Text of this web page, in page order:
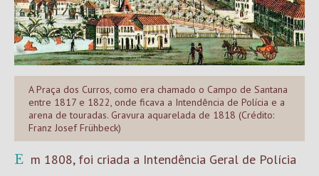
A Praça dos Curros, como era chamado o Campo de Santana
entre 1817 e 1822, onde ficava a Intendência de Polícia e a
arena de touradas. Gravura aquarelada de 1818 (Crédito:
Franz Josef Frühbeck)
Em 1808, foi criada a Intendência Geral de Polícia